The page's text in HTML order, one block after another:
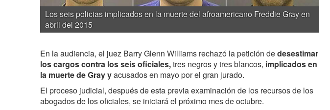
Los seis policias implicados en la muerte del afroamericano Freddie Gray en
abril del 2015
En la audiencia, el juez Barry Glenn Williams rechazó la petición dedesestimar
los cargos contra los seis oficiales,tres negros y tres blancos, implicados en
la muerte de Gray yacusados en mayo por el gran jurado.
El proceso judicial, después de esta previa examinación de los recursos de los
abogados de los oficiales, se iniciará el próximo mes de octubre.